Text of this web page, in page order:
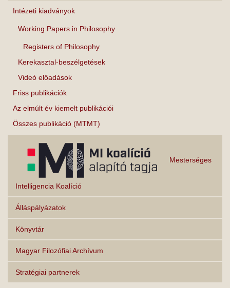
Intézeti kiadványok
Working Papers in Philosophy
Registers of Philosophy
Kerekasztal-beszélgetések
Videó előadások
Friss publikációk
Az elmúlt év kiemelt publikációi
Összes publikáció (MTMT)
Mesterséges
Intelligencia Koalíció
Álláspályázatok
Könyvtár
Magyar Filozófiai Archívum
Stratégiai partnerek